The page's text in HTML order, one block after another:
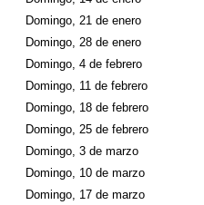
Domingo, 21 de enero
Domingo, 28 de enero
Domingo, 4 de febrero
Domingo, 11 de febrero
Domingo, 18 de febrero
Domingo, 25 de febrero
Domingo, 3 de marzo
Domingo, 10 de marzo
Domingo, 17 de marzo